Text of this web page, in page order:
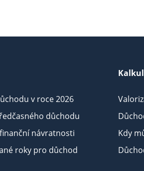
v roce 2026
důchodu
návratnosti
roky pro důchod
Kdy